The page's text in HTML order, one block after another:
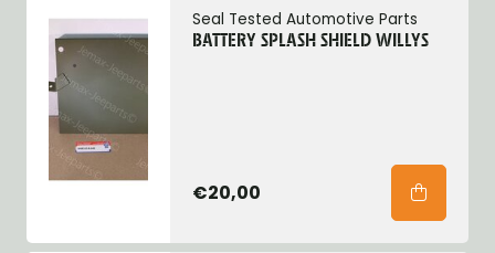
Seal Tested Automotive Parts
BATTERY SPLASH SHIELD WILLYS
€20,00